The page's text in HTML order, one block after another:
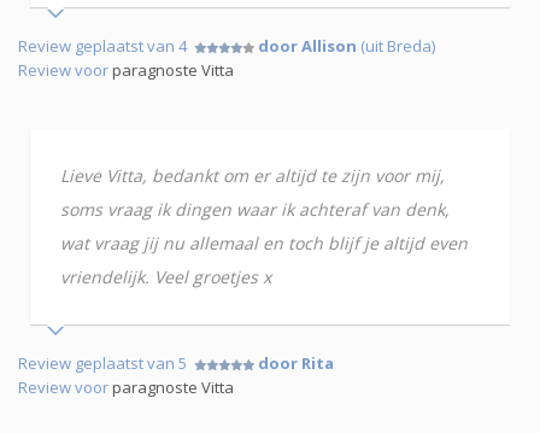
Review geplaatst van 4 door Allison (uit Breda)
Review voorparagnoste Vitta
Lieve Vitta, bedankt om er altijd te zijn voor mij,
soms vraag ik dingen waar ik achteraf van denk,
wat vraag jij nu allemaal en toch blijf je altijd even
vriendelijk. Veel groetjes x
Review geplaatst van 5
door Rita
Review voorparagnoste Vitta